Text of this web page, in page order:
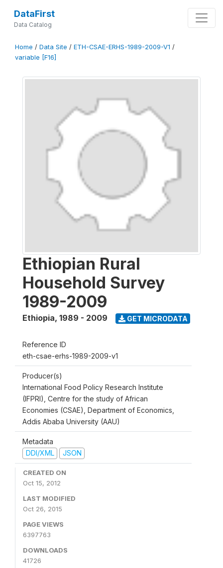
DataFirst
Data Catalog
Home / Data Site / ETH-CSAE-ERHS-1989-2009-V1 /
variable [F16]
Ethiopian Rural
Household Survey
1989-2009
Ethiopia, 1989 - 2009 GET MICRODATA
Reference ID
eth-csae-erhs-1989-2009-v1
Producer(s)
International Food Policy Research Institute
(IFPRI), Centre for the study of African
Economies (CSAE), Department of Economics,
Addis Ababa University (AAU)
Metadata
DDI/XML
JSON
CREATED ON
Oct 15, 2012
LAST MODIFIED
Oct 26, 2015
PAGE VIEWS
6397763
DOWNLOADS
41726